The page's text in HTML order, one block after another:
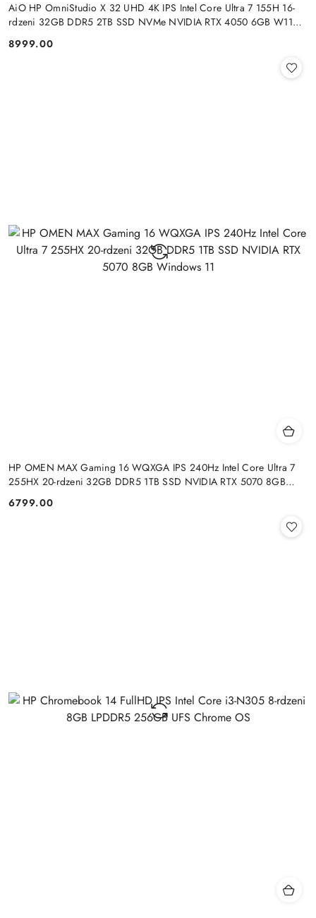
AiO HP OmniStudio X 32 UHD 4K IPS Intel Core Ultra 7 155H 16-
rdzeni 32GB DDR5 2TB SSD NVMe NVIDIA RTX 4050 6GB W11
Cena:
8999.00
HP OMEN MAX Gaming 16 WQXGA IPS 240Hz Intel Core Ultra 7
255HX 20-rdzeni 32GB DDR5 1TB SSD NVIDIA RTX 5070 8GB
Cena:
6799.00